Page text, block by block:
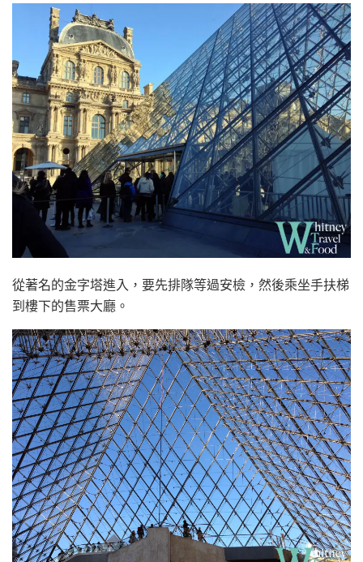
從著名的金字塔進入，要先排隊等過安檢，然後乘坐手扶梯
到樓下的售票大廳。